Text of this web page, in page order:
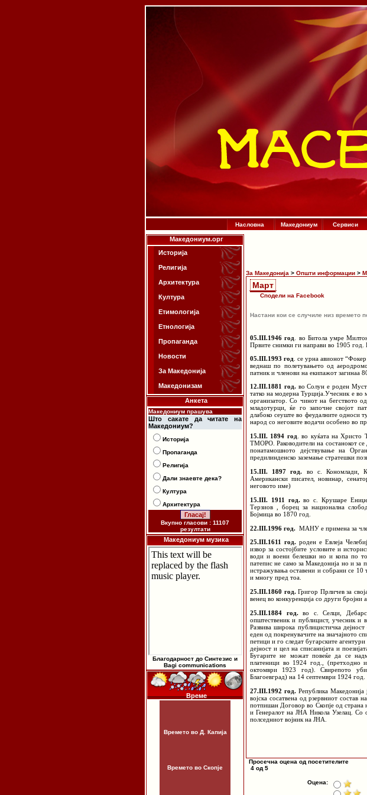
Насловна Македониум Сервиси
Македониум.орг
Историја
Религија
Архитектура
Култура
Етимологија
Етнологија
Пропаганда
Новости
За Македонија
Македонизам
Анкета
Македониум прашува
Што сакате да читате на
Македониум?
Историја
Пропаганда
Религија
Дали знаевте дека?
Култура
Архитектура
Вкупно гласови : 11107
резултати
Македониум музика
Благодарност до Синтезис и
Bagi communications
Време
Времето во Д. Капија
Времето во Скопје
За Македонија > Општи информации >
Март
Сподели на Facebook
Настани кои се случиле низ времето
05.III.1946 год . во Битола умре
Првите снимки ги направи во 1905 год.
05.III.1993 год . се урна авионот
веднаш по полетувањето од
патник и членови на екипажот загинаа
12.III.1881 год.во Солун е роден
татко на модерна Турција.Учесник е во
организатор. Со чинот на бегството
младотурци, ќе го започне својот
длабоко сеуште во феудалните односи
народ со неговите водачи особено во
15.III. 1894 год. во куќата на Христо
ТМОРО. Раководители на состанокот се
понатамошното дејствување на
предилинденско заземање стратешки
15.III. 1897 год. во с. Кономлади,
Американски писател, новинар,
неговото име)
15.III. 1911 год.во с. Крушаре Ениџе-
Терзиов , борец за национална
Бојмица во 1870 год.
22.III.1996 год. МАНУ е примена за
25.III.1611 год. роден е Евлеја
извор за состојбите условите и
води и воени белешки но и копа по
патепис не само за Македонија но и за
истражувања оставени и собрани се
и многу пред тоа.
25.III.1860 год.Григор Прличев за
венец во конкуренција со други бројни
25.III.1884 год.во с. Селци,
општественик и публицист, учесник и
Развива широка публицистичка
еден од покренувачите на значајното
петици и го следат бугарските
дејност и цел на списанијата и
Бугарите не можат повеќе да се
платеници во 1924 год., (претходно
октомври 1923 год). Свирепото
Благоевград) на 14 септември 1924 год.
27.III.1992 год.Република Македонија
војска сосатвена од рзервниот
потпишан Договор во Скопје од страна
и Генералот на ЈНА Никола Узелац. Со
полседниот војник на ЈНА.
Просечна оцена од посетителите
4 од 5
Оцена: